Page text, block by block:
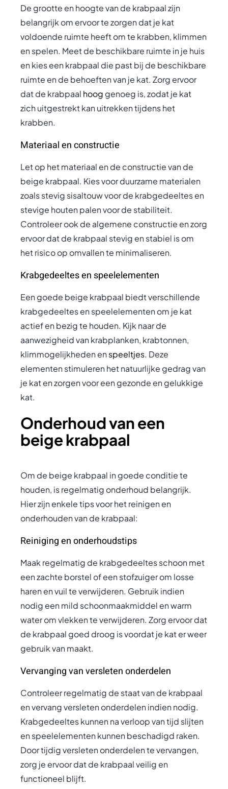
De grootte en hoogte van de krabpaal zijn
belangrijk om ervoor te zorgen dat je kat
voldoende ruimte heeft om te krabben, klimmen
en spelen. Meet de beschikbare ruimte in je huis
en kies een krabpaal die past bij de beschikbare
ruimte en de behoeften van je kat. Zorg ervoor
dat de krabpaal hoog genoeg is, zodat je kat
zich uitgestrekt kan uitrekken tijdens het
krabben.
Materiaal en constructie
Let op het materiaal en de constructie van de
beige krabpaal. Kies voor duurzame materialen
zoals stevig sisaltouw voor de krabgedeeltes en
stevige houten palen voor de stabiliteit.
Controleer ook de algemene constructie en zorg
ervoor dat de krabpaal stevig en stabiel is om
het risico op omvallen te minimaliseren.
Krabgedeeltes en speelelementen
Een goede beige krabpaal biedt verschillende
krabgedeeltes en speelelementen om je kat
actief en bezig te houden. Kijk naar de
aanwezigheid van krabplanken, krabtonnen,
klimmogelijkheden enspeeltjes. Deze
elementen stimuleren het natuurlijke gedrag van
je kat en zorgen voor een gezonde en gelukkige
kat.
Onderhoud van een
beige krabpaal
Om de beige krabpaal in goede conditie te
houden, is regelmatig onderhoud belangrijk.
Hier zijn enkele tips voor het reinigen en
onderhouden van de krabpaal:
Reiniging en onderhoudstips
Maak regelmatig de krabgedeeltes schoon met
een zachte borstel of een stofzuiger om losse
haren en vuil te verwijderen. Gebruik indien
nodig een mild schoonmaakmiddel en warm
water om vlekken te verwijderen. Zorg ervoor dat
de krabpaal goed droog is voordat je kat er weer
gebruik van maakt.
Vervanging van versleten onderdelen
Controleer regelmatig de staat van de krabpaal
en vervang versleten onderdelen indien nodig.
Krabgedeeltes kunnen na verloop van tijd slijten
en speelelementen kunnen beschadigd raken.
Door tijdig versleten onderdelen te vervangen,
zorg je ervoor dat de krabpaal veilig en
functioneel blijft.